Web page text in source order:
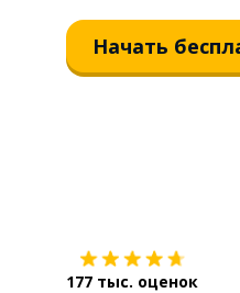
Начать
177 тыс. оценок